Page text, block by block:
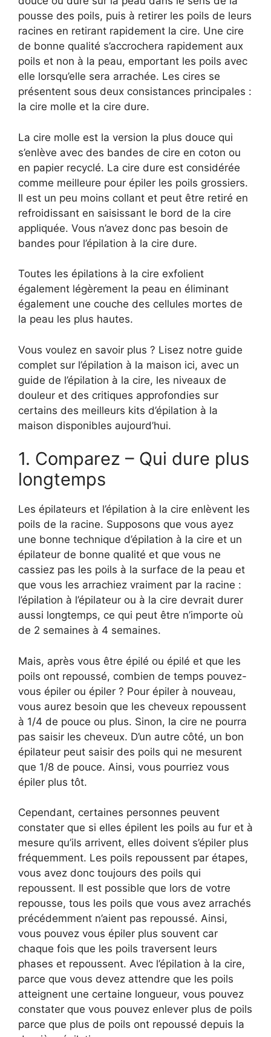
pousse des poils, puis à retirer les poils de leurs
racines en retirant rapidement la cire. Une cire
de bonne qualité s’accrochera rapidement aux
poils et non à la peau, emportant les poils avec
elle lorsqu’elle sera arrachée. Les cires se
présentent sous deux consistances principales :
la cire molle et la cire dure.
La cire molle est la version la plus douce qui
s’enlève avec des bandes de cire en coton ou
en papier recyclé. La cire dure est considérée
comme meilleure pour épiler les poils grossiers.
Il est un peu moins collant et peut être retiré en
refroidissant en saisissant le bord de la cire
appliquée. Vous n’avez donc pas besoin de
bandes pour l’épilation à la cire dure.
Toutes les épilations à la cire exfolient
également légèrement la peau en éliminant
également une couche des cellules mortes de
la peau les plus hautes.
Vous voulez en savoir plus ? Lisez notre guide
complet sur l’épilation à la maison ici, avec un
guide de l’épilation à la cire, les niveaux de
douleur et des critiques approfondies sur
certains des meilleurs kits d’épilation à la
maison disponibles aujourd’hui.
1. Comparez – Qui dure plus
longtemps
Les épilateurs et l’épilation à la cire enlèvent les
poils de la racine. Supposons que vous ayez
une bonne technique d’épilation à la cire et un
épilateur de bonne qualité et que vous ne
cassiez pas les poils à la surface de la peau et
que vous les arrachiez vraiment par la racine :
l’épilation à l’épilateur ou à la cire devrait durer
aussi longtemps, ce qui peut être n’importe où
de 2 semaines à 4 semaines.
Mais, après vous être épilé ou épilé et que les
poils ont repoussé, combien de temps pouvez-
vous épiler ou épiler ? Pour épiler à nouveau,
vous aurez besoin que les cheveux repoussent
à 1/4 de pouce ou plus. Sinon, la cire ne pourra
pas saisir les cheveux. D’un autre côté, un bon
épilateur peut saisir des poils qui ne mesurent
que 1/8 de pouce. Ainsi, vous pourriez vous
épiler plus tôt.
Cependant, certaines personnes peuvent
constater que si elles épilent les poils au fur et à
mesure qu’ils arrivent, elles doivent s’épiler plus
fréquemment. Les poils repoussent par étapes,
vous avez donc toujours des poils qui
repoussent. Il est possible que lors de votre
repousse, tous les poils que vous avez arrachés
précédemment n’aient pas repoussé. Ainsi,
vous pouvez vous épiler plus souvent car
chaque fois que les poils traversent leurs
phases et repoussent. Avec l’épilation à la cire,
parce que vous devez attendre que les poils
atteignent une certaine longueur, vous pouvez
constater que vous pouvez enlever plus de poils
parce que plus de poils ont repoussé depuis la